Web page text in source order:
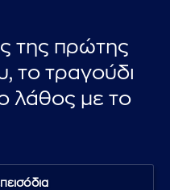
της πρώτης
το τραγούδι
λάθος με το